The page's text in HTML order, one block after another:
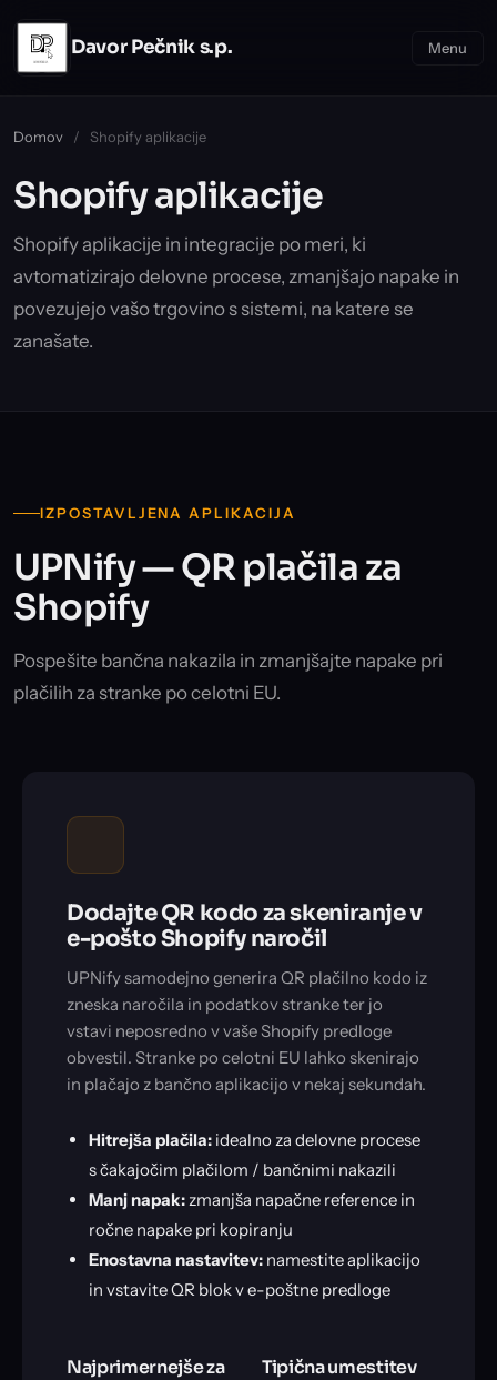
Davor Pečnik s.p. Menu
Domov / Shopify aplikacije
Shopify aplikacije
Shopify aplikacije in integracije po meri, ki
avtomatizirajo delovne procese, zmanjšajo napake in
povezujejo vašo trgovino s sistemi, na katere se
zanašate.
IZPOSTAVLJENA APLIKACIJA
UPNify — QR plačila za
Shopify
Pospešite bančna nakazila in zmanjšajte napake pri
plačilih za stranke po celotni EU.
Dodajte QR kodo za skeniranje v
e-pošto Shopify naročil
UPNify samodejno generira QR plačilno kodo iz
zneska naročila in podatkov stranke ter jo
vstavi neposredno v vaše Shopify predloge
obvestil. Stranke po celotni EU lahko skenirajo
in plačajo z bančno aplikacijo v nekaj sekundah.
Hitrejša plačila: idealno za delovne procese
s čakajočim plačilom / bančnimi nakazili
Manj napak:zmanjša napačne reference in
ročne napake pri kopiranju
Enostavna nastavitev: namestite aplikacijo
in vstavite QR blok v e-poštne predloge
Najprimernejše za Tipična umestitev